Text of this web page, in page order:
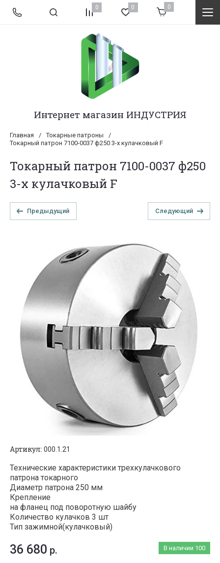
0 0 0
Интернет магазин ИНДУСТРИЯ
Главная / Токарные патроны
/
Токарный патрон 7100-0037 ф250 3-х кулачковый F
Токарный патрон 7100-0037 ф250
3-х кулачковый F
Предыдущий Следующий
Артикул: 000.1.21
Технические характеристики трехкулачкового
патрона токарного
Диаметр патрона 250 мм
Крепление
на фланец под поворотную шайбу
Количество кулачков 3 шт
Тип зажимной(кулачковый)
В наличии 100
36 680 р.